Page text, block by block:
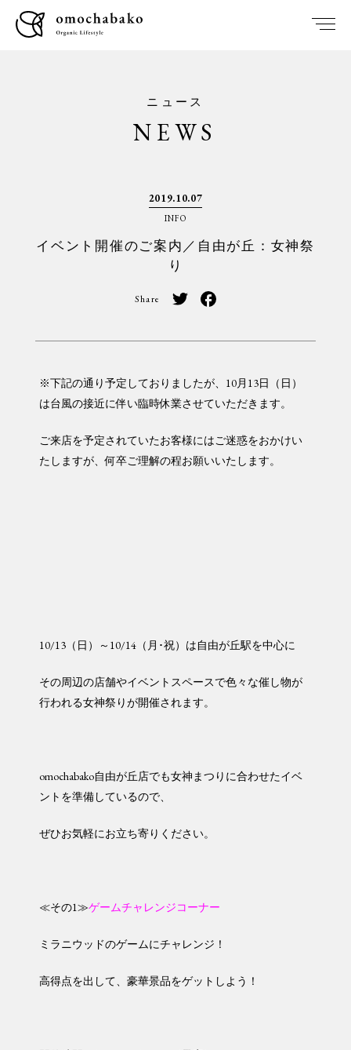
ニュース
NEWS
2019.10.07
INFO
イベント開催のご案内／自由が丘：女神祭
り
Share
※下記の通り予定しておりましたが、10月13日（日）
は台風の接近に伴い臨時休業させていただきます。
ご来店を予定されていたお客様にはご迷惑をおかけい
たしますが、何卒ご理解の程お願いいたします。
10/13（日）～10/14（月･祝）は自由が丘駅を中心に
その周辺の店舗やイベントスペースで色々な催し物が
行われる女神祭りが開催されます。
omochabako自由が丘店でも女神まつりに合わせたイベ
ントを準備しているので、
ぜひお気軽にお立ち寄りください。
≪その1≫ゲームチャレンジコーナー
ミラニウッドのゲームにチャレンジ！
高得点を出して、豪華景品をゲットしよう！